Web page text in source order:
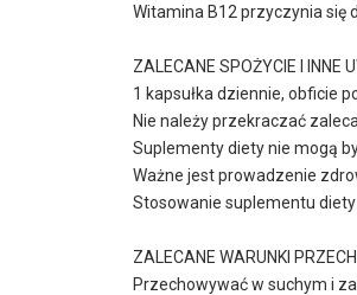
Witamina B12 przyczynia się
ZALECANE SPOŻYCIE I INNE
1 kapsułka dziennie, obficie
Nie należy przekraczać
Suplementy diety nie mogą
Ważne jest prowadzenie
Stosowanie suplementu
ZALECANE WARUNKI
Przechowywać w suchym i